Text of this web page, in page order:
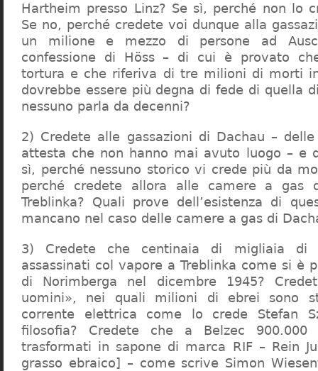
Hartheim presso Linz? Se sì, perché non lo
Se no, perché credete voi dunque alla
un milione e mezzo di persone ad
confessione di Höss – di cui è provato
tortura e che riferiva di tre milioni di morti
dovrebbe essere più degna di fede di quella
nessuno parla da decenni?
2) Credete alle gassazioni di Dachau –
attesta che non hanno mai avuto luogo – e
sì, perché nessuno storico vi crede più da
perché credete allora alle camere a gas
Treblinka? Quali prove dell’esistenza di
mancano nel caso delle camere a gas di
3) Credete che centinaia di migliaia di
assassinati col vapore a Treblinka come si è
di Norimberga nel dicembre 1945?
uomini», nei quali milioni di ebrei sono
corrente elettrica come lo crede Stefan
filosofia? Credete che a Belzec
trasformati in sapone di marca RIF – Rein
grasso ebraico] – come scrive Simon